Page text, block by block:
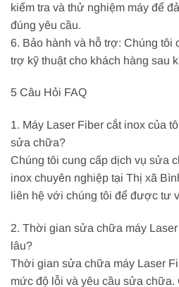
kiểm tra và thử nghiệm máy để
đúng yêu cầu.
6. Bảo hành và hỗ trợ: Chúng tôi
trợ kỹ thuật cho khách hàng sau
5 Câu Hỏi FAQ
1. Máy Laser Fiber cắt inox của
sửa chữa?
Chúng tôi cung cấp dịch vụ sửa
inox chuyên nghiệp tại Thị xã
liên hệ với chúng tôi để được tư
2. Thời gian sửa chữa máy
lâu?
Thời gian sửa chữa máy Laser
mức độ lỗi và yêu cầu sửa chữa.